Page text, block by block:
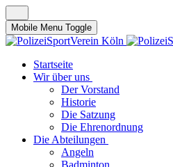
Mobile Menu Toggle
Startseite
Wir über uns
Der Vorstand
Historie
Die Satzung
Die Ehrenordnung
Die Abteilungen
Angeln
Badminton